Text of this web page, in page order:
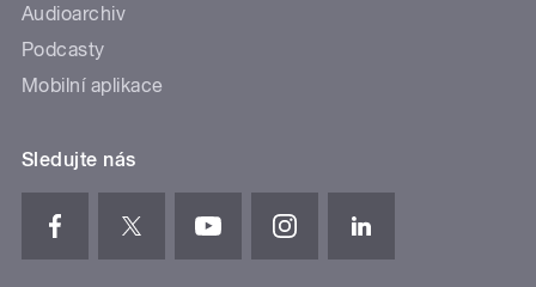
Audioarchiv
Podcasty
Mobilní aplikace
Sledujte nás